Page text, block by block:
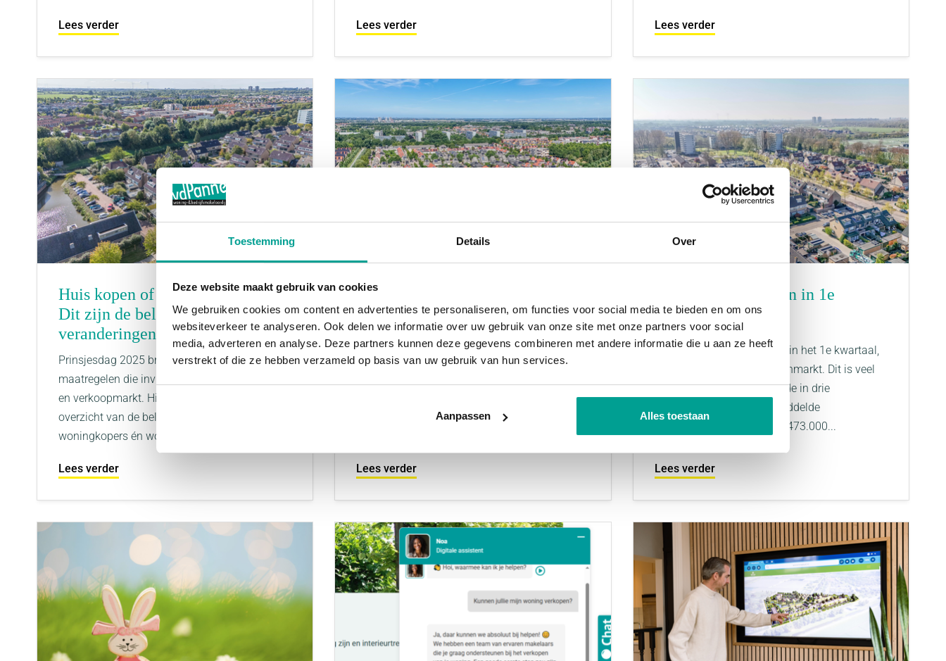
Toestemming Details Over
Deze website maakt gebruik van cookies
We gebruiken cookies om content en advertenties te personaliseren, om functies voor social media te bieden en om ons
websiteverkeer te analyseren. Ook delen we informatie over uw gebruik van onze site met onze partners voor social
media, adverteren en analyse. Deze partners kunnen deze gegevens combineren met andere informatie die u aan ze heeft
verstrekt of die ze hebben verzameld op basis van uw gebruik van hun services.
Aanpassen Alles toestaan
Lees verder Lees verder Lees verder
Huis kopen of verkopen in 2026?
Dit zijn de belangrijkste
veranderingen na Prinsjesdag
Prinsjesdag 2025 bracht opnieuw een aantal
maatregelen die invloed hebben op de koop-
en verkoopmarkt. Hieronder vind je een
overzicht van de belangrijkste wijzigingen voor
woningkopers én woningverko...
Lees verder
Sterke stijging woningaanbod
zorgt voor gematigde prijsstijging
in 2e kwartaal 2025
Het tweede kwartaal van 2025 laat opnieuw
woningmarkt is. Zowel op landelijk niveau als
binnen onze eigen gemeente Zuidplas zijn er
Lees verder
Flink meer verkopen in 1e
kwartaal 2025
Met bijna 34.000 verkopen in het 1e kwartaal,
zit er flink vaart in de huizenmarkt. Dit is veel
meer dan in dezelfde periode in drie
voorgaande jaren. De gemiddelde
transactieprijs komt uit op 473.000...
Lees verder